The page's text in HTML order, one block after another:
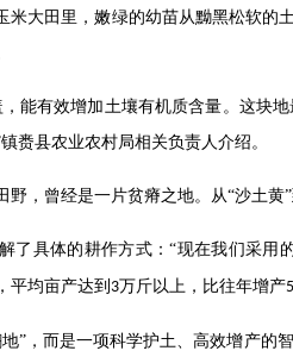
米大田里，嫩绿的幼苗从黝黑松软的
能有效增加土壤有机质含量。这块
赉县农业农村局相关负责人介绍。
野，曾经是一片贫瘠之地。从“沙土黄
了具体的耕作方式：“现在我们采用
平均亩产达到 3万斤以上，比往年增产
地”，而是一项科学护土、高效增产的